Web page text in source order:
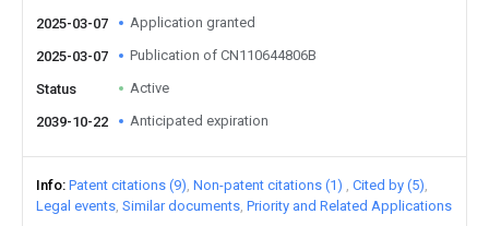
2025-03-07 Application granted
2025-03-07 Publication of CN110644806B
Status Active
2039-10-22 Anticipated expiration
Info Patent citations (9) Non-patent citations (1)
Cited by (5)
Legal events Similar documents Priority and Related Applications